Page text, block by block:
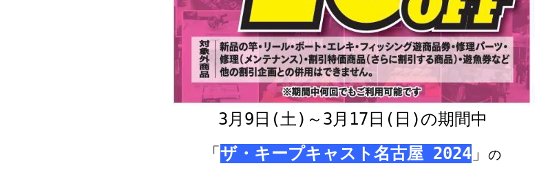
3月9日(土)～3月17日(日)の期間中
「 ザ・キープキャスト名古屋 2024 」 の